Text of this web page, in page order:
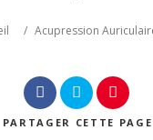
/ Acupression
PARTAGER CETTE PAGE